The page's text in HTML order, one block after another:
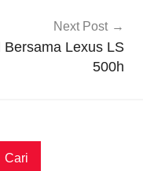
Next Post
Lexus LS
500h
Cari